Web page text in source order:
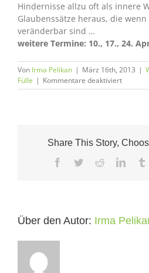
Hindernisse allzu oft als innere
Glaubenssätze heraus, die
veränderbar sind …
weitere Termine: 10., 17., 24.
Von Irma Pelikan | März 16th, 2013 |
Fülle | Kommentare deaktiviertfür
Share This Story,
Facebook
TwitterReddit
Über den Autor: Irma